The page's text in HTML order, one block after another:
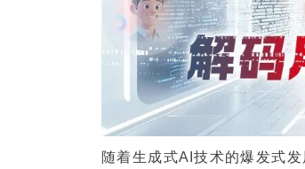
随着生成式AI技术的爆发式